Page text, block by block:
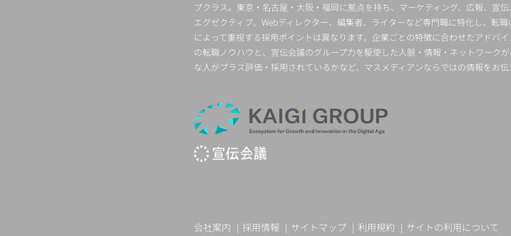
プクラス。東京・名古屋・大阪・福岡に拠点を持ち、マーケティング、広報、宣
エグゼクティブ、Webディレクター、編集者、ライターなど専門職に特化し、転
によって重視する採用ポイントは異なります。企業ごとの特徴に合わせたアドバ
の転職ノウハウと、宣伝会議のグループ力を駆使した人脈・情報・ネットワーク
な人がプラス評価・採用されているかなど、マスメディアンならではの情報をお伝
会社案内 採用情報 サイトマップ 利用規約 サイトの利用について